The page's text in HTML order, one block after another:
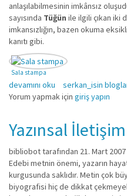
anlaşılabilmesinin imkânsız
sayısında Tüğün ile ilgili çıkan iki
imkansızlığın, bazen okuma
kanıtı gibi.
Sala stampa
Elinin mürekteriyle itmek: türlü
devamını oku serkan_isin
Yorum yapmak için giriş yapın
Yazınsal İletişim
bibliobottarafından 21. Mart
Edebi metnin önemi, yazarın
kurgusunda saklıdır. Metin çok
biyografisi hiç de dikkat